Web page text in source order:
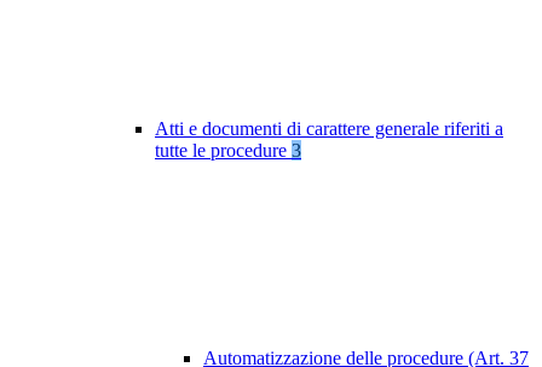
Atti e documenti di carattere generale riferiti a
tutte le procedure 3
Automatizzazione delle procedure (Art. 37